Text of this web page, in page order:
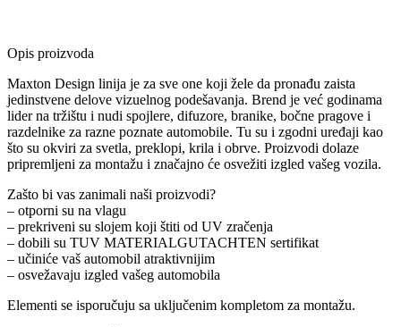
Opis proizvoda
Maxton Design linija je za sve one koji žele da pronađu zaista
jedinstvene delove vizuelnog podešavanja. Brend je već godinama
lider na tržištu i nudi spojlere, difuzore, branike, bočne pragove i
razdelnike za razne poznate automobile. Tu su i zgodni uređaji kao
što su okviri za svetla, preklopi, krila i obrve. Proizvodi dolaze
pripremljeni za montažu i značajno će osvežiti izgled vašeg vozila.
Zašto bi vas zanimali naši proizvodi?
– otporni su na vlagu
– prekriveni su slojem koji štiti od UV zračenja
– dobili su TUV MATERIALGUTACHTEN sertifikat
– učiniće vaš automobil atraktivnijim
– osvežavaju izgled vašeg automobila
Elementi se isporučuju sa uključenim kompletom za montažu.